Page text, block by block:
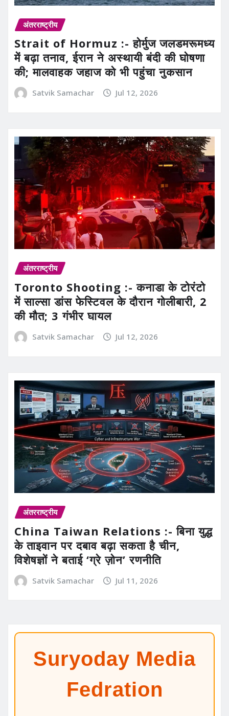
अंतरराष्ट्रीय
Strait of Hormuz :- होर्मुज जलडमरूमध्य
में बढ़ा तनाव, ईरान ने अस्थायी बंदी की घोषणा
की; मालवाहक जहाज को भी पहुंचा नुकसान
Satvik Samachar Jul 12, 2026
अंतरराष्ट्रीय
Toronto Shooting :- कनाडा के टोरंटो
में साल्सा डांस फेस्टिवल के दौरान गोलीबारी, 2
की मौत; 3 गंभीर घायल
Satvik Samachar Jul 12, 2026
अंतरराष्ट्रीय
China Taiwan Relations :- बिना युद्ध
के ताइवान पर दबाव बढ़ा सकता है चीन,
विशेषज्ञों ने बताई ‘ग्रे ज़ोन’ रणनीति
Satvik Samachar Jul 11, 2026
Suryoday Media
Fedration